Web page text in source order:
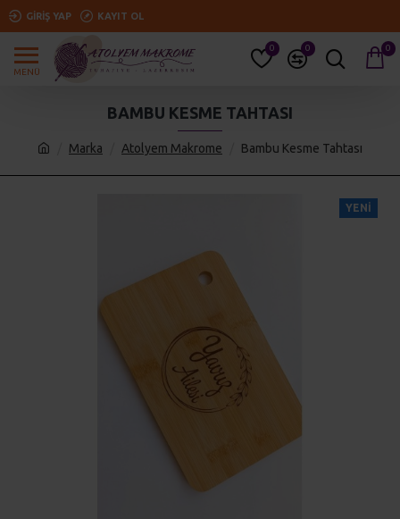
GIRIŞ YAP KAYIT OL
0 0 0
Marka Atolyem Makrome Bambu Kesme Tahtası
BAMBU KESME TAHTASI
YENI